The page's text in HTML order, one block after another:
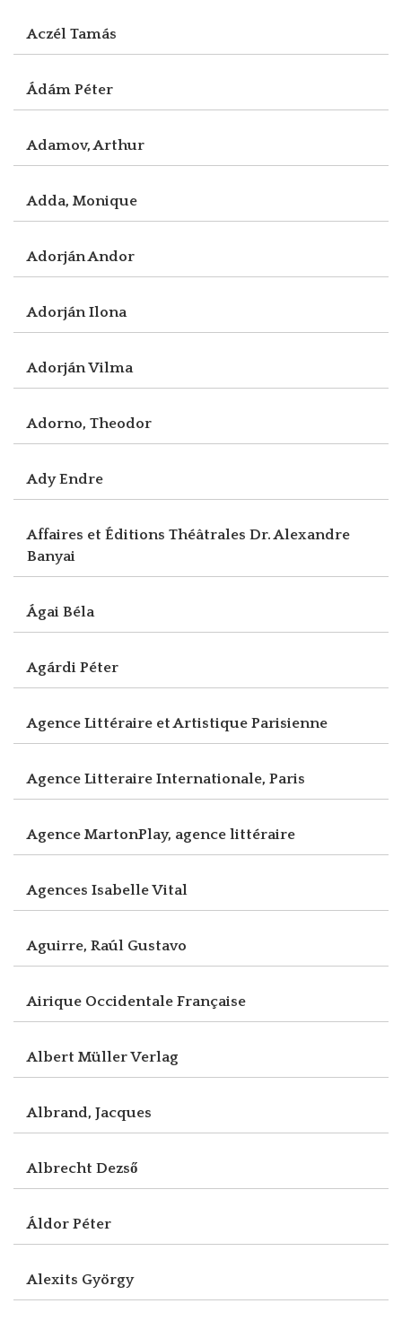
Aczél Tamás
Ádám Péter
Adamov, Arthur
Adda, Monique
Adorján Andor
Adorján Ilona
Adorján Vilma
Adorno, Theodor
Ady Endre
Affaires et Éditions Théâtrales Dr. Alexandre
Banyai
Ágai Béla
Agárdi Péter
Agence Littéraire et Artistique Parisienne
Agence Litteraire Internationale, Paris
Agence MartonPlay, agence littéraire
Agences Isabelle Vital
Aguirre, Raúl Gustavo
Airique Occidentale Française
Albert Müller Verlag
Albrand, Jacques
Albrecht Dezső
Áldor Péter
Alexits György